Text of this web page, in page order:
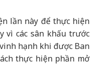
lần này để thực hiện
vì các sân khấu trước
hạnh khi được Ban
thực hiện phần mở